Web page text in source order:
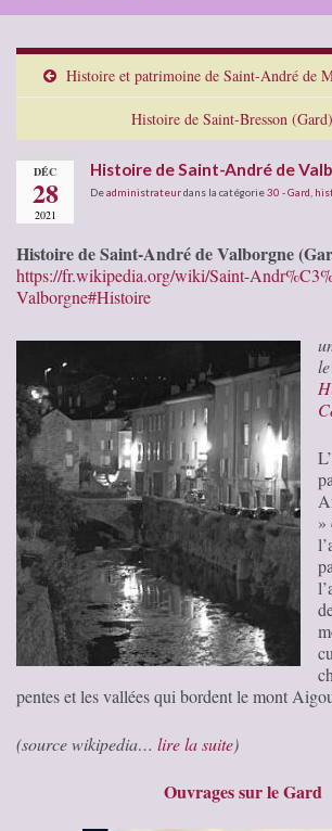
Histoire et patrimoine de Saint-André de
Histoire de Saint-Bresson (Gard)
DÉC
28
2021
Histoire de Saint-André de
Deadministrateurdans la catégorie30 - Gard
Histoire de Saint-André de Valborgne
https://fr.wikipedia.org/wiki/Saint-
Valborgne#Histoire
»
pentes et les vallées qui bordent le mont
(source wikipedia… lire la suite)
Ouvrages sur le Gard